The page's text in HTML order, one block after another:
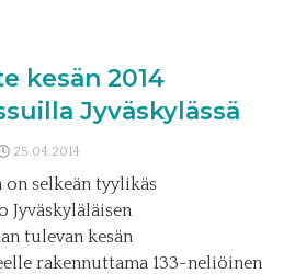
kesän 2014
Jyväskylässä
25.04.2014
on selkeän tyylikäs
tulevan kesän
rakennuttama 133-neliöinen